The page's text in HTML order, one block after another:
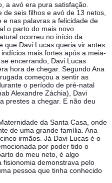
a avó era pura satisfação.
seis filhos e avó de 13 netos,
e nas palavras a felicidade de
o parto do mais novo
ocorreu no início da
que Davi Lucas queria vir antes
mais fortes após a meia-
encerrando, Davi Lucas
hora de chegar. Segundo Ana
começou a sentir as
o período de pré-natal
Alexandre Záchia), Davi
prestes a chegar. E não deu
da Santa Casa, onde
de uma grande família. Ana
irmãos. Já Davi Lucas é o
por poder tido o
do meu neto, é algo
fisionomia demonstrava pelo
pessoa que tinha conhecido